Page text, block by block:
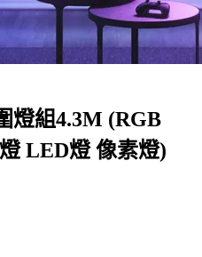
燈組4.3M (RGB
LED燈 像素燈)